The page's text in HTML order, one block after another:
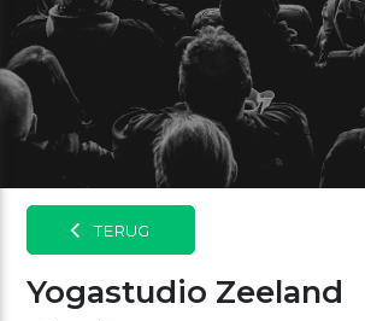
TERUG
Yogastudio Zeeland